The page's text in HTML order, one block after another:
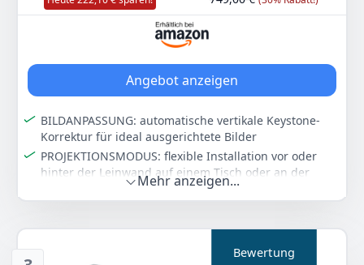
Angebot anzeigen
BILDANPASSUNG: automatische vertikale Keystone-
Korrektur für ideal ausgerichtete Bilder
PROJEKTIONSMODUS: flexible Installation vor oder
hinter der Leinwand auf einem Tisch oder an der
Decke PROJEKTIONSDISTANZ: in einem Abstand von
1,00 - 10,00 m
3D Blu-Ray Player sofort ins Kinoerlebnis eintauchen
Mehr anzeigen...
Bewertung